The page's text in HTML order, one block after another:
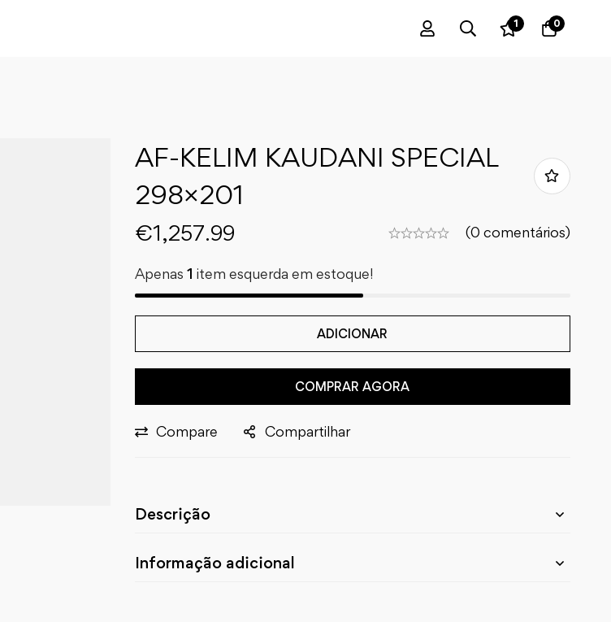
1 0
AF-KELIM KAUDANI SPECIAL
298×201
€1,257.99 (0 comentários)
Apenas 1 item esquerda em estoque!
ADICIONAR
COMPRAR AGORA
Compare Compartilhar
Descrição
Informação adicional